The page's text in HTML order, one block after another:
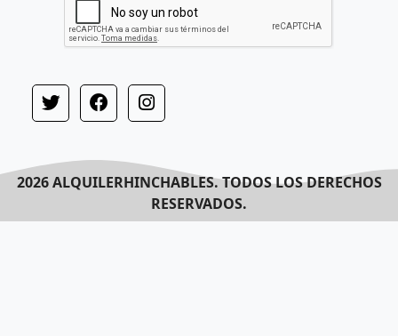
2026 ALQUILERHINCHABLES. TODOS LOS DERECHOS
RESERVADOS.